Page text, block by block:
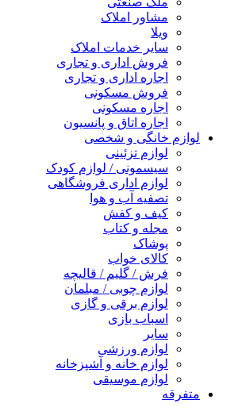
مشاور املاک
ویلا
سایر خدمات املاک
فروش اداری و تجاری
اجاره اداری و تجاری
فروش مسکونی
اجاره مسکونی
اجاره اتاق و پانسیون
لوازم خانگی و شخصی
لوازم تزئینی
سیسمونی / لوازم کودک
لوازم اداری فروشگاهی
تصفیه آب و هوا
کیف و کفش
مجله و کتاب
پوشاک
کالای خواب
فرش / گلیم / قالیچه
لوازم چوبی / مبلمان
لوازم برقی و گازی
اسباب بازی
سایر
لوازم ورزشی
لوازم خانه و آشپزخانه
لوازم موسیقی
متفرقه